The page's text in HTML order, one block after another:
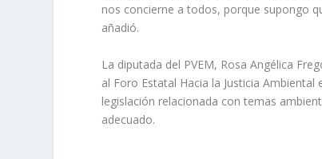
nos concierne a todos, porque supongo
añadió.
La diputada del PVEM, Rosa Angélica
al Foro Estatal Hacia la Justicia
legislación relacionada con temas
adecuado.